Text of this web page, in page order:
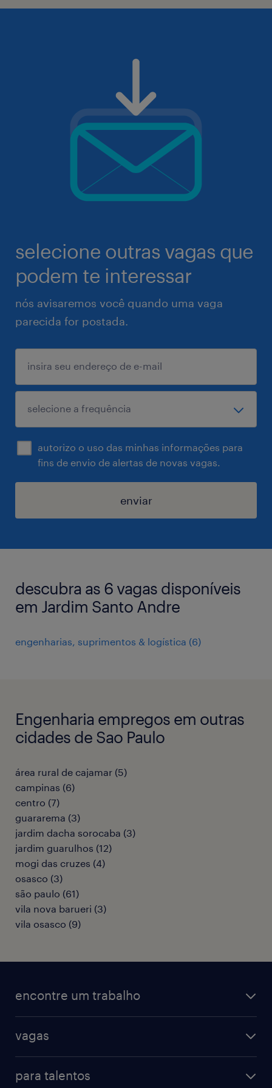
selecione outras vagas que
podem te interessar
nós avisaremos você quando uma vaga
parecida for postada.
autorizo o uso das minhas informações para
fins de envio de alertas de novas vagas.
enviar
descubra as 6 vagas disponíveis
em Jardim Santo Andre
engenharias, suprimentos & logística (6)
Engenharia empregos em outras
cidades de Sao Paulo
área rural de cajamar (5)
campinas (6)
centro (7)
guararema (3)
jardim dacha sorocaba (3)
jardim guarulhos (12)
mogi das cruzes (4)
osasco (3)
são paulo (61)
vila nova barueri (3)
vila osasco (9)
encontre um trabalho
vagas na randstad
vagas
engenharias & suprimentos
para talentos